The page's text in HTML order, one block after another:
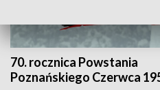
70. rocznica Powstania
Poznańskiego Czerwca